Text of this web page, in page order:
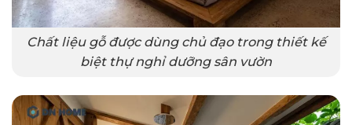
Chất liệu gỗ được dùng chủ đạo trong thiết kế
biệt thự nghỉ dưỡng sân vườn